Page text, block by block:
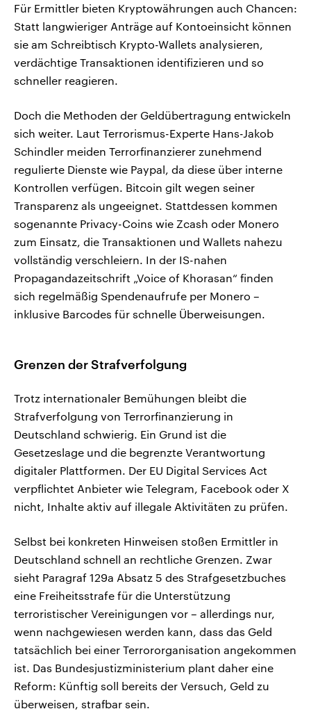
Für Ermittler bieten Kryptowährungen auch Chancen:
Statt langwieriger Anträge auf Kontoeinsicht können
sie am Schreibtisch Krypto-Wallets analysieren,
verdächtige Transaktionen identifizieren und so
schneller reagieren.
Doch die Methoden der Geldübertragung entwickeln
sich weiter. Laut Terrorismus-Experte Hans-Jakob
Schindler meiden Terrorfinanzierer zunehmend
regulierte Dienste wie Paypal, da diese über interne
Kontrollen verfügen. Bitcoin gilt wegen seiner
Transparenz als ungeeignet. Stattdessen kommen
sogenannte Privacy-Coins wie Zcash oder Monero
zum Einsatz, die Transaktionen und Wallets nahezu
vollständig verschleiern. In der IS-nahen
Propagandazeitschrift „Voice of Khorasan“ finden
sich regelmäßig Spendenaufrufe per Monero –
inklusive Barcodes für schnelle Überweisungen.
Grenzen der Strafverfolgung
Trotz internationaler Bemühungen bleibt die
Strafverfolgung von Terrorfinanzierung in
Deutschland schwierig. Ein Grund ist die
Gesetzeslage und die begrenzte Verantwortung
digitaler Plattformen. Der EU Digital Services Act
verpflichtet Anbieter wie Telegram, Facebook oder X
nicht, Inhalte aktiv auf illegale Aktivitäten zu prüfen.
Selbst bei konkreten Hinweisen stoßen Ermittler in
Deutschland schnell an rechtliche Grenzen. Zwar
sieht Paragraf 129a Absatz 5 des Strafgesetzbuches
eine Freiheitsstrafe für die Unterstützung
terroristischer Vereinigungen vor – allerdings nur,
wenn nachgewiesen werden kann, dass das Geld
tatsächlich bei einer Terrororganisation angekommen
ist. Das Bundesjustizministerium plant daher eine
Reform: Künftig soll bereits der Versuch, Geld zu
überweisen, strafbar sein.